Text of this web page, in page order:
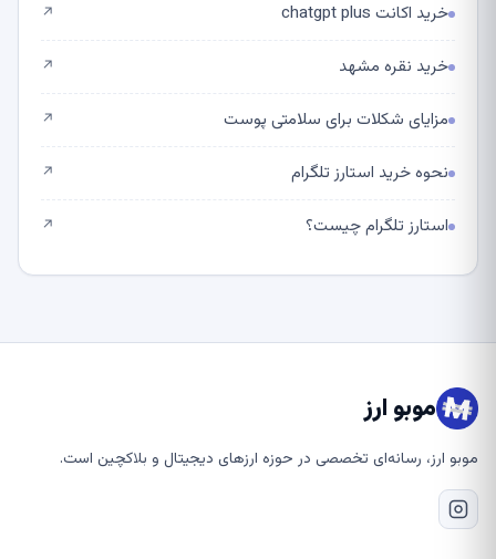
خرید اکانت chatgpt plus ↗
خرید نقره مشهد ↗
مزایای شکلات برای سلامتی پوست ↗
نحوه خرید استارز تلگرام ↗
استارز تلگرام چیست؟ ↗
موبو ارز
موبو ارز، رسانه‌ای تخصصی در حوزه ارزهای دیجیتال و بلاکچین است.